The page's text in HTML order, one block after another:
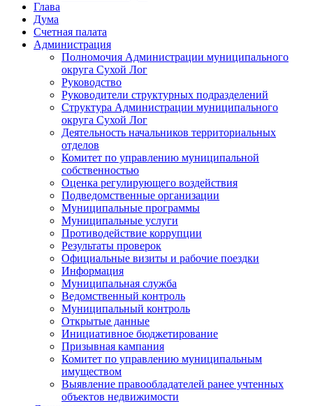
Глава
Дума
Счетная палата
Администрация
Полномочия Администрации муниципального
округа Сухой Лог
Руководство
Руководители структурных подразделений
Структура Администрации муниципального
округа Сухой Лог
Деятельность начальников территориальных
отделов
Комитет по управлению муниципальной
собственностью
Оценка регулирующего воздействия
Подведомственные организации
Муниципальные программы
Муниципальные услуги
Противодействие коррупции
Результаты проверок
Официальные визиты и рабочие поездки
Информация
Муниципальная служба
Ведомственный контроль
Муниципальный контроль
Открытые данные
Инициативное бюджетирование
Призывная кампания
Комитет по управлению муниципальным
имуществом
Выявление правообладателей ранее учтенных
объектов недвижимости